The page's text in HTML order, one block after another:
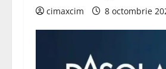
cimaxcim 8 octombrie